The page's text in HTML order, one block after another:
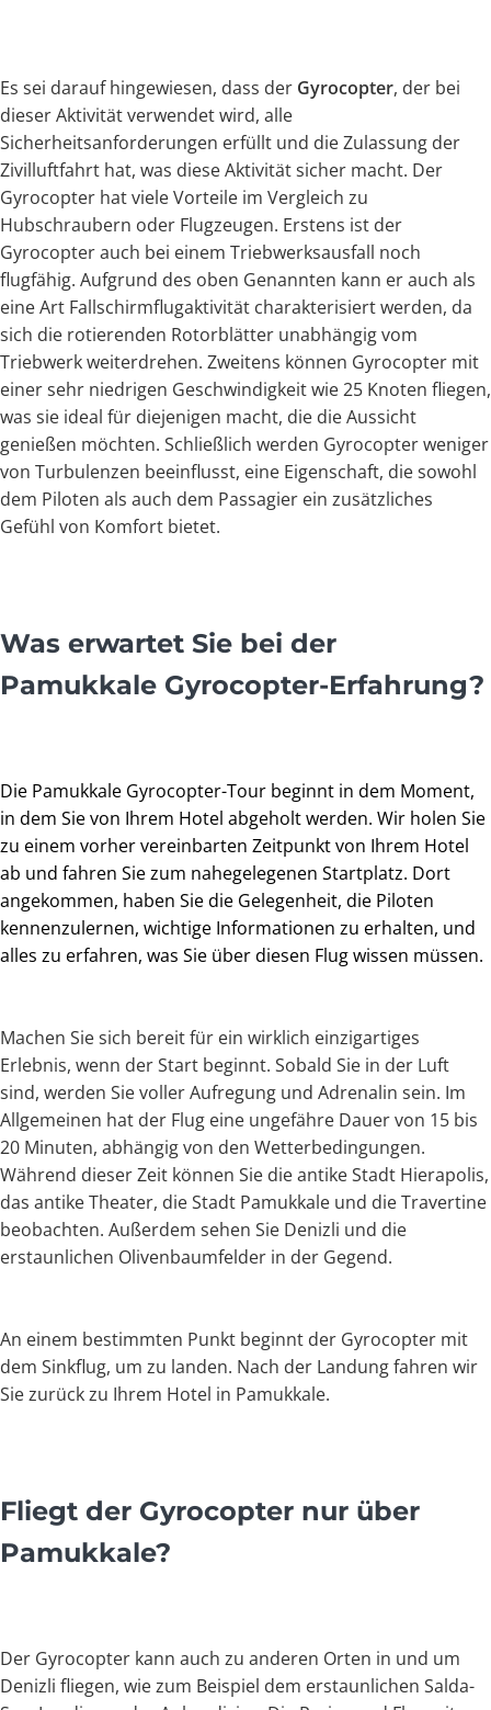
Es sei darauf hingewiesen, dass der Gyrocopter, der bei
dieser Aktivität verwendet wird, alle
Sicherheitsanforderungen erfüllt und die Zulassung der
Zivilluftfahrt hat, was diese Aktivität sicher macht. Der
Gyrocopter hat viele Vorteile im Vergleich zu
Hubschraubern oder Flugzeugen. Erstens ist der
Gyrocopter auch bei einem Triebwerksausfall noch
flugfähig. Aufgrund des oben Genannten kann er auch als
eine Art Fallschirmflugaktivität charakterisiert werden, da
sich die rotierenden Rotorblätter unabhängig vom
Triebwerk weiterdrehen. Zweitens können Gyrocopter mit
einer sehr niedrigen Geschwindigkeit wie 25 Knoten fliegen,
was sie ideal für diejenigen macht, die die Aussicht
genießen möchten. Schließlich werden Gyrocopter weniger
von Turbulenzen beeinflusst, eine Eigenschaft, die sowohl
dem Piloten als auch dem Passagier ein zusätzliches
Gefühl von Komfort bietet.
Was erwartet Sie bei der
Pamukkale Gyrocopter-Erfahrung?
Die Pamukkale Gyrocopter-Tour beginnt in dem Moment,
in dem Sie von Ihrem Hotel abgeholt werden. Wir holen Sie
zu einem vorher vereinbarten Zeitpunkt von Ihrem Hotel
ab und fahren Sie zum nahegelegenen Startplatz. Dort
angekommen, haben Sie die Gelegenheit, die Piloten
kennenzulernen, wichtige Informationen zu erhalten, und
alles zu erfahren, was Sie über diesen Flug wissen müssen.
Machen Sie sich bereit für ein wirklich einzigartiges
Erlebnis, wenn der Start beginnt. Sobald Sie in der Luft
sind, werden Sie voller Aufregung und Adrenalin sein. Im
Allgemeinen hat der Flug eine ungefähre Dauer von 15 bis
20 Minuten, abhängig von den Wetterbedingungen.
Während dieser Zeit können Sie die antike Stadt Hierapolis,
das antike Theater, die Stadt Pamukkale und die Travertine
beobachten. Außerdem sehen Sie Denizli und die
erstaunlichen Olivenbaumfelder in der Gegend.
An einem bestimmten Punkt beginnt der Gyrocopter mit
dem Sinkflug, um zu landen. Nach der Landung fahren wir
Sie zurück zu Ihrem Hotel in Pamukkale.
Fliegt der Gyrocopter nur über
Pamukkale?
Der Gyrocopter kann auch zu anderen Orten in und um
Denizli fliegen, wie zum Beispiel dem erstaunlichen Salda-